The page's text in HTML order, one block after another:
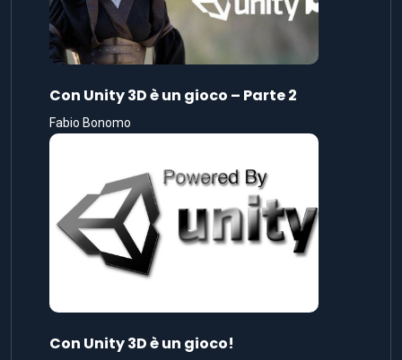
Con Unity 3D è un gioco – Parte 2
Fabio Bonomo
Con Unity 3D è un gioco!